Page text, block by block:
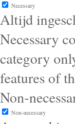
Necessary
Altijd
Necessary
category
features of
Non-
Non-necessary